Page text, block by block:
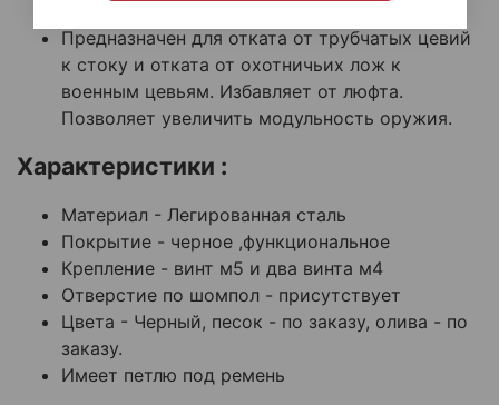
Предназначен для отката от трубчатых цевий
к стоку и отката от охотничьих лож к
военным цевьям. Избавляет от люфта.
Позволяет увеличить модульность оружия.
Характеристики :
Материал - Легированная сталь
Покрытие - черное ,функциональное
Крепление - винт м5 и два винта м4
Отверстие по шомпол - присутствует
Цвета - Черный, песок - по заказу, олива - по
заказу.
Имеет петлю под ремень